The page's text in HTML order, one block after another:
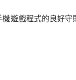
遊戲程式的良好